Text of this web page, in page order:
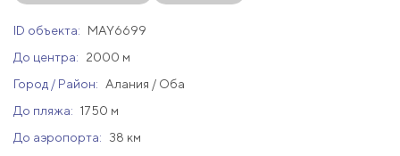
ID объекта:
MAY6699
До центра:
2000 м
Город / Район:
Алания / Оба
До пляжа: 1750 м
До аэропорта:
38 км